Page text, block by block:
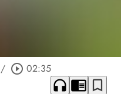
/ play_circle_outline 02:35
headphones chrome_reader_mode bookmark_border